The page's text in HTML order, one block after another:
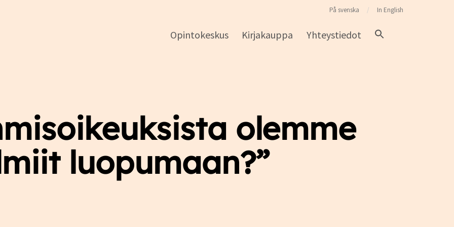
Opintokeskus Kirjakauppa Yhteystiedot
På svenska In English
olemme
luopumaan?”